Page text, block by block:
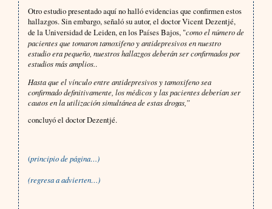
Otro estudio presentado aquí no halló evidencias que confirmen estos
hallazgos. Sin embargo, señaló su autor, el doctor Vicent Dezentjé,
de la Universidad de Leiden, en los Países Bajos, "como el número de
pacientes que tomaron tamoxifeno y antidepresivos en nuestro
estudio era pequeño, nuestros hallazgos deberán ser confirmados por
estudios más amplios..
Hasta que el vínculo entre antidepresivos y tamoxifeno sea
confirmado definitivamente, los médicos y las pacientes deberían ser
cautos en la utilización simultánea de estas drogas,”
concluyó el doctor Dezentjé.
(principio de página…)
(regresa a advierten…)